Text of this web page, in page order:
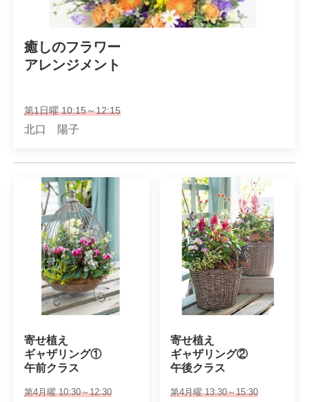
癒しのフラワー
アレンジメント
第1日曜 10:15～12:15
北口 陽子
寄せ植え
ギャザリング①
午前クラス
第4月曜 10:30～12:30
寄せ植え
ギャザリング②
午後クラス
第4月曜 13:30～15:30